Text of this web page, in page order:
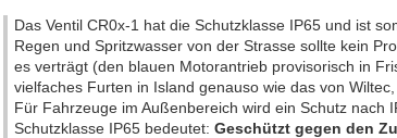
Das Ventil CR0x-1 hat die Schutzklasse IP65 und ist
Regen und Spritzwasser von der Strasse sollte kein
es verträgt (den blauen Motorantrieb provisorisch in
vielfaches Furten in Island genauso wie das von
Für Fahrzeuge im Außenbereich wird ein Schutz nach
Schutzklasse IP65 bedeutet: Geschützt gegen den